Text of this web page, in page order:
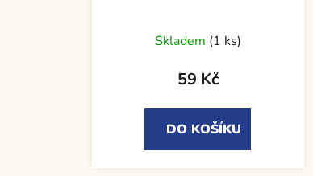
Skladem (1 ks)
59 Kč
DO KOŠÍKU